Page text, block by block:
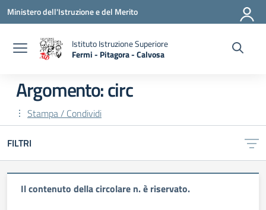
Vai ai contenuti
Vai al menu di navigazione
Vai al footer
Ministero dell'Istruzione e del Merito
Istituto Istruzione Superiore
Fermi - Pitagora - Calvosa
— Visita la pagina iniziale della scuola
Argomento: circ
Stampa / Condividi
FILTRI
Il contenuto della circolare n. è riservato.